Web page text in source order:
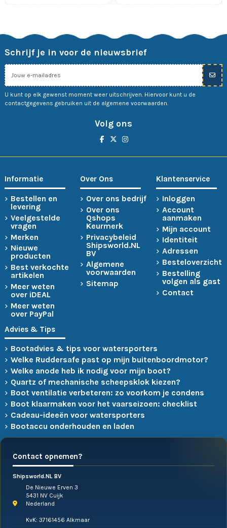
Schrijf je in voor de nieuwsbrief
U kunt op elk gewenst moment weer uitschrijven. Hiervoor kunt u de
contactgegevens gebruiken uit de algemene voorwaarden.
Volg ons
Informatie
Bestellen en
levering
Veelgestelde
vragen
Merken
Nieuwe
producten
Best verkochte
artikelen
Meer weten
over iDEAL
Meer weten
over PayPal
Over Ons
Over ons bedrijf
Over ons
Qshops
Keurmerk
Privacybeleid
Shipsworld.NL
BV
Algemene
voorwaarden
Sitemap
Klantenservice
Inloggen
Account
aanmaken
Mijn account
Identiteit
Adressen
Besteloverzicht
Bestelling
volgen als gast
Contact
Advies & Tips
Bootadvies & tips voor watersporters
Welke Ruddersafe past op mijn buitenboordmotor?
Welke anode heb ik nodig voor mijn boot?
Quartz of mechanische scheepsklok kiezen?
Boot ventilatie verbeteren: zo voorkom je condens
Boot klaarmaken voor het vaarseizoen: checklist
Cadeau-ideeën voor watersporters
Bootaccu onderhouden en laden
Contact opnemen?
Shipsworld.NL BV
De Nieuwe Erven 3
5431 NV Cuijk
Nederland
KvK: 37161456 Alkmaar